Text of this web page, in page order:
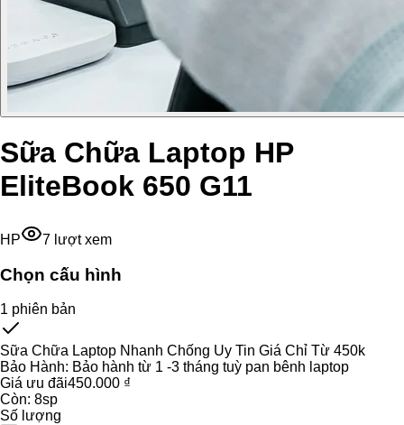
Sữa Chữa Laptop HP
EliteBook 650 G11
HP 7 lượt xem
Chọn cấu hình
1 phiên bản
Sữa Chữa Laptop Nhanh Chống Uy Tin Giá Chỉ Từ 450k
Bảo Hành: Bảo hành từ 1 -3 tháng tuỳ pan bênh laptop
Giá ưu đãi450.000 ₫
Còn: 8sp
Số lượng